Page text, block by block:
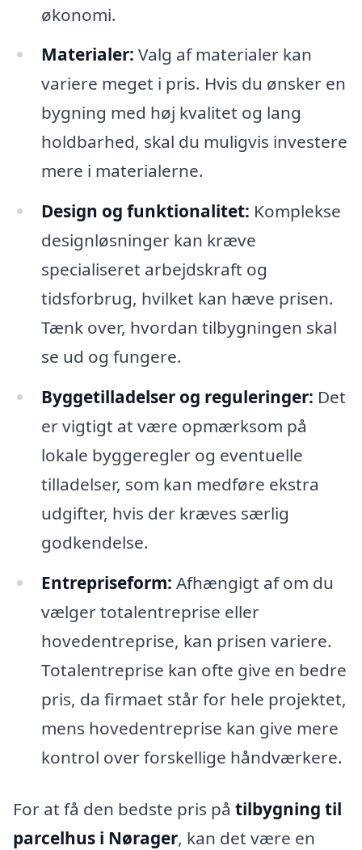
økonomi.
Materialer: Valg af materialer kan
variere meget i pris. Hvis du ønsker en
bygning med høj kvalitet og lang
holdbarhed, skal du muligvis investere
mere i materialerne.
Design og funktionalitet: Komplekse
designløsninger kan kræve
specialiseret arbejdskraft og
tidsforbrug, hvilket kan hæve prisen.
Tænk over, hvordan tilbygningen skal
se ud og fungere.
Byggetilladelser og reguleringer: Det
er vigtigt at være opmærksom på
lokale byggeregler og eventuelle
tilladelser, som kan medføre ekstra
udgifter, hvis der kræves særlig
godkendelse.
Entrepriseform: Afhængigt af om du
vælger totalentreprise eller
hovedentreprise, kan prisen variere.
Totalentreprise kan ofte give en bedre
pris, da firmaet står for hele projektet,
mens hovedentreprise kan give mere
kontrol over forskellige håndværkere.
For at få den bedste pris på tilbygning til
parcelhus i Nørager, kan det være en